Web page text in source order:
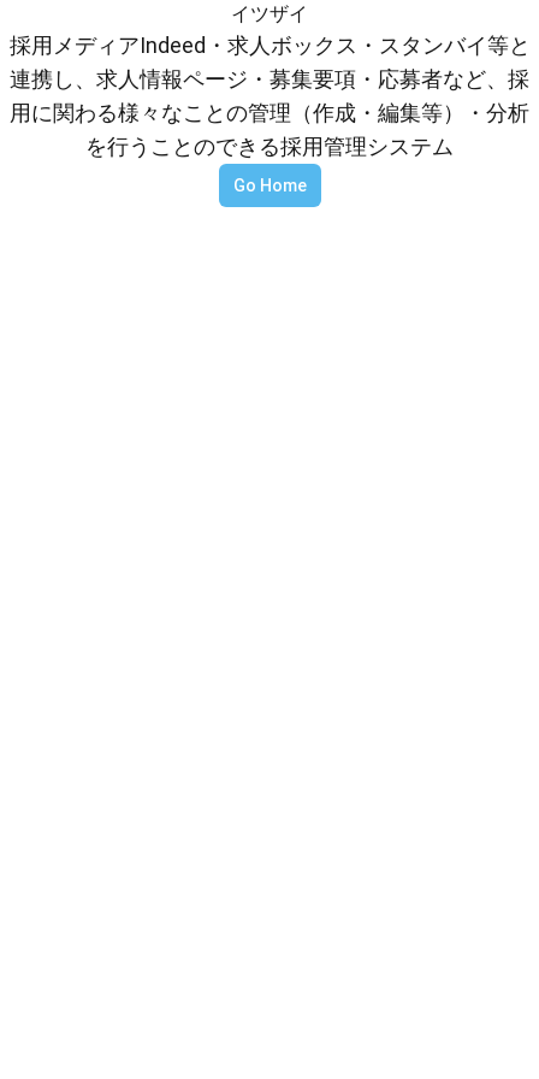
イツザイ
採用メディアIndeed・求人ボックス・スタンバイ等と
連携し、求人情報ページ・募集要項・応募者など、採
用に関わる様々なことの管理（作成・編集等）・分析
を行うことのできる採用管理システム
Go Home